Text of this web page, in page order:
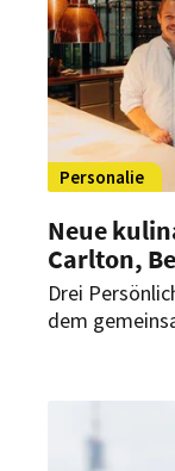
Personalie
Neue
Carlton,
Drei
dem
kulinarische
und